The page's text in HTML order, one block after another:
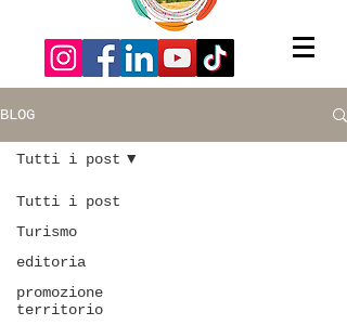
BLOG
Tutti i post
Turismo
editoria
promozione
territorio
Tutti i post